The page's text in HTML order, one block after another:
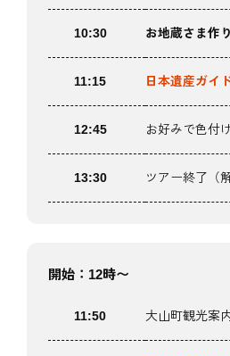
10:30 お地蔵さま作
11:15 日本遺産ガイ
12:45 お好みで色付
13:30 ツアー終了（解
開始：12時〜
11:50 大山町観光案